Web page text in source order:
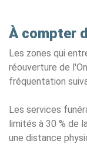
À compter
Les zones qui
réouverture de
fréquentation
Les services
limités à 30 % de
une distance